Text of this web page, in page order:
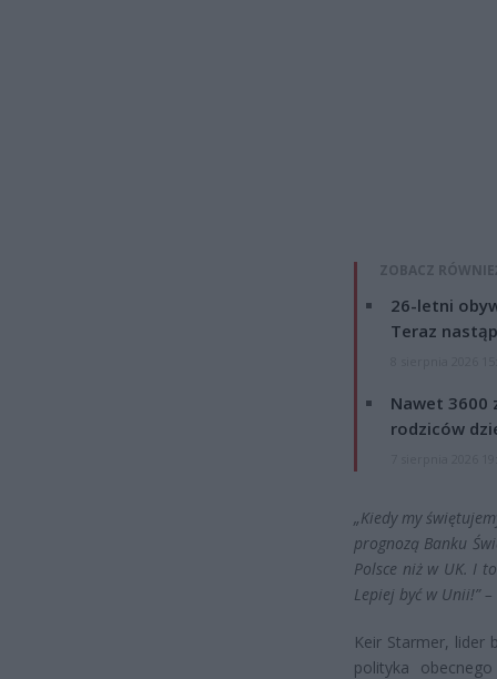
ZOBACZ
26-letni
Teraz
Nawet 3600
rodziców
„Kiedy my
prognozą Banku
Polsce niż w UK. I
Lepiej być w Unii!” –
Keir Starmer, lider
polityka